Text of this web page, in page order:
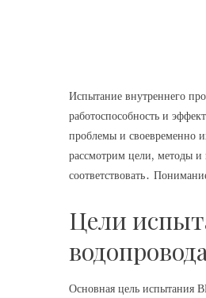
Испытание внутреннего
работоспособность и
проблемы и своевременно
рассмотрим цели, методы
соответствовать․
Цели
Основная цель испытания